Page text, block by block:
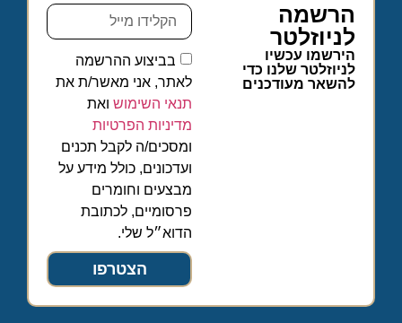
הרשמה
לניוזלטר
הירשמו עכשיו
לניוזלטר שלנו כדי
להשאר מעודכנים
בביצוע ההרשמה
לאתר, אני מאשר/ת את
תנאי השימוש ואת
מדיניות הפרטיות
ומסכים/ה לקבל תכנים
ועדכונים, כולל מידע על
מבצעים וחומרים
פרסומיים, לכתובת
הדוא״ל שלי.
הצטרפו